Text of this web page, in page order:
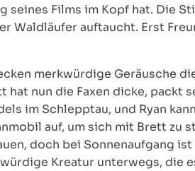
seines Films im Kopf hat. Die
Waldläufer auftaucht. Erst
merkwürdige Geräusche
hat nun die Faxen dicke, packt
im Schlepptau, und Ryan
auf, um sich mit Brett zu
doch bei Sonnenaufgang
Kreatur unterwegs, die